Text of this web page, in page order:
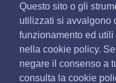
Questo sito o gli
utilizzati si avvalgono
funzionamento ed
nella cookie policy.
negare il consenso a
consulta la cookie